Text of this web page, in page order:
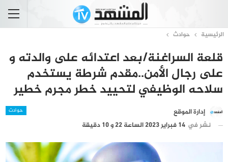
الرئيسية حوادث
قلعة السراغنة/بعد اعتدائه على والدته و
على رجال الأمن..مقدم شرطة يستخدم
سلاحه الوظيفي لتحييد خطر مجرم خطير
حوادث
إدارة الموقع
نشر في 14 فبراير 2023 الساعة 22 و 10 دقيقة